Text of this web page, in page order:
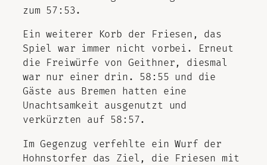
zum 57:53.
Ein weiterer Korb der Friesen, das
Spiel war immer nicht vorbei. Erneut
die Freiwürfe von Geithner, diesmal
war nur einer drin. 58:55 und die
Gäste aus Bremen hatten eine
Unachtsamkeit ausgenutzt und
verkürzten auf 58:57.
Im Gegenzug verfehlte ein Wurf der
Hohnstorfer das Ziel, die Friesen mit